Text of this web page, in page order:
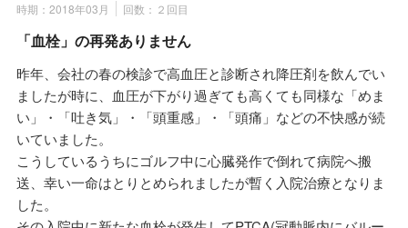
リメントを奨めてくれます。
私の糖尿病対策ではウチダ八味丸M、そして北蟲草という培
養冬蟲夏草のエキス配合の漢方サプリを奨めてくれました。
これらを同時に服用していたらNGSP・（HbA1C）値が基準
値内となりました。
兄妹にも勧めています。
佐藤先生は「糖尿病は痛くも痒くもない疾患ですが放置して
いると発生する合併症が怖い疾患」と毎回言われます。
一番はeGFR（推算糸球体濾過量）値がどんどん下がってき
て最後は「透析センター」行きとか。
時期：2018年03月
回数：２回目
「血栓」の再発ありません
昨年、会社の春の検診で高血圧と診断され降圧剤を飲んでい
ましたが時に、血圧が下がり過ぎても高くても同様な「めま
い」・「吐き気」・「頭重感」・「頭痛」などの不快感が続
いていました。
こうしているうちにゴルフ中に心臓発作で倒れて病院へ搬
送、幸い一命はとりとめられましたが暫く入院治療となりま
した。